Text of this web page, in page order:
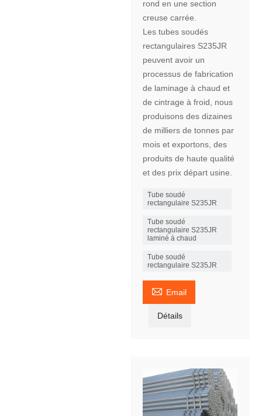
rond en une section
creuse carrée.
Les tubes soudés
rectangulaires S235JR
peuvent avoir un
processus de fabrication
de laminage à chaud et
de cintrage à froid, nous
produisons des dizaines
de milliers de tonnes par
mois et exportons, des
produits de haute qualité
et des prix départ usine.
Tube soudé
rectangulaire S235JR
Tube soudé
rectangulaire S235JR
laminé à chaud
Tube soudé
rectangulaire S235JR
 Email
Détails